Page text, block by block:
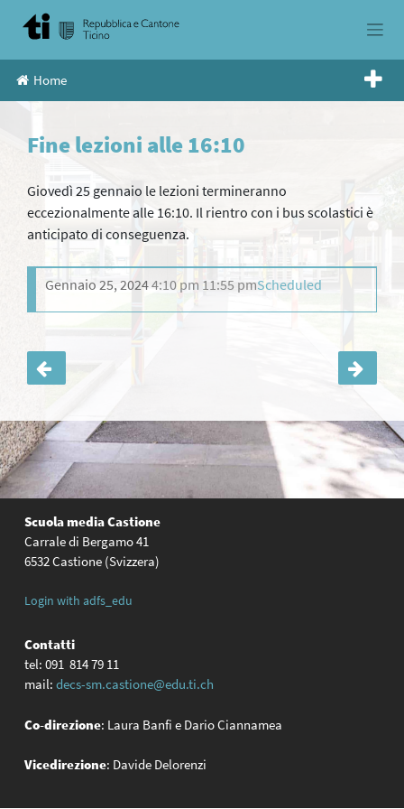
Home
Fine lezioni alle 16:10
Giovedì 25 gennaio le lezioni termineranno
eccezionalmente alle 16:10. Il rientro con i bus scolastici è
anticipato di conseguenza.
Gennaio 25, 20244:10 pm 11:55 pmScheduled
Navigazione
articoli
Scuola media Castione
Carrale di Bergamo 41
6532 Castione (Svizzera)
Login with adfs_edu
Contatti
tel: 091 814 79 11
mail: decs-sm.castione@edu.ti.ch
Co-direzione: Laura Banfi e Dario Ciannamea
Vicedirezione: Davide Delorenzi